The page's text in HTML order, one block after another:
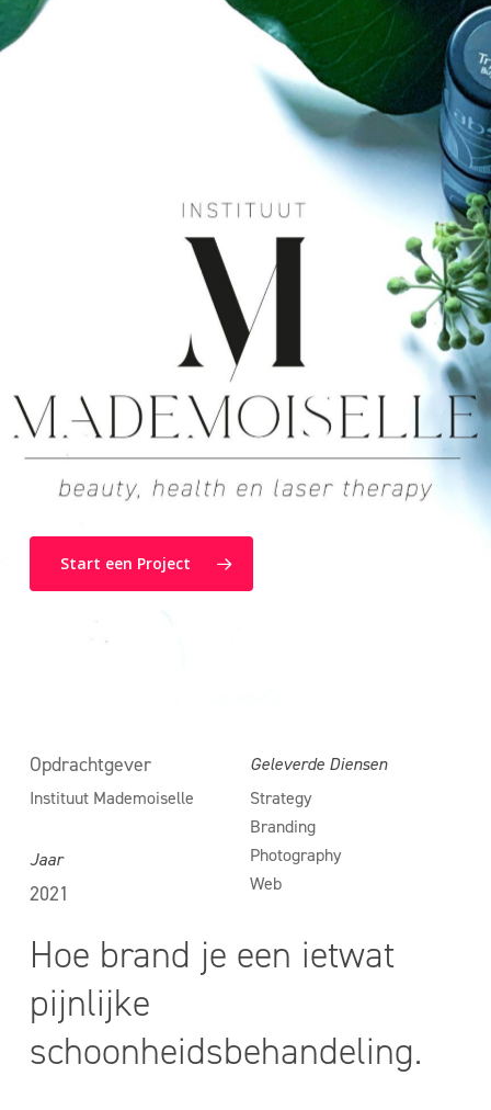
Start een Project
Opdrachtgever
Instituut Mademoiselle
Jaar
2021
Geleverde Diensen
Strategy
Branding
Photography
Web
Hoe brand je een ietwat
pijnlijke
schoonheidsbehandeling.